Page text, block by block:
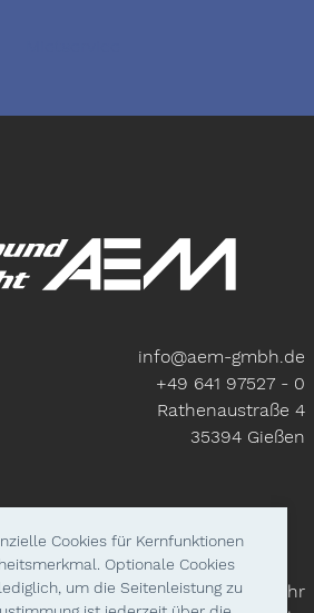
Cookies für Kernfunktionen
Optionale Cookies
um die Seitenleistung zu
info@aem-gmbh.de
+49 641 97527 - 0
Rathenaustraße 4
35394 Gießen
9.30 Uhr - 18.00 Uhr